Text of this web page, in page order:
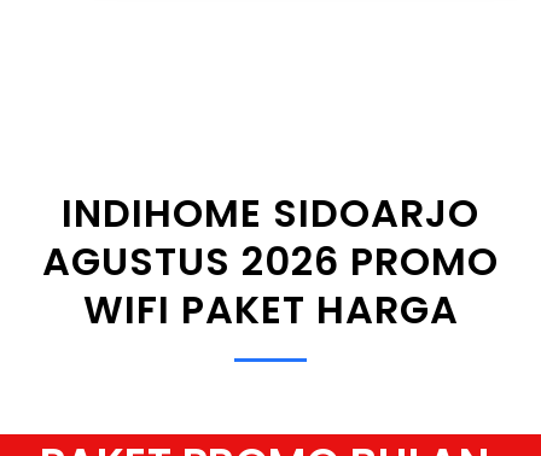
INDIHOME SIDOARJO
AGUSTUS 2026 PROMO
WIFI PAKET HARGA